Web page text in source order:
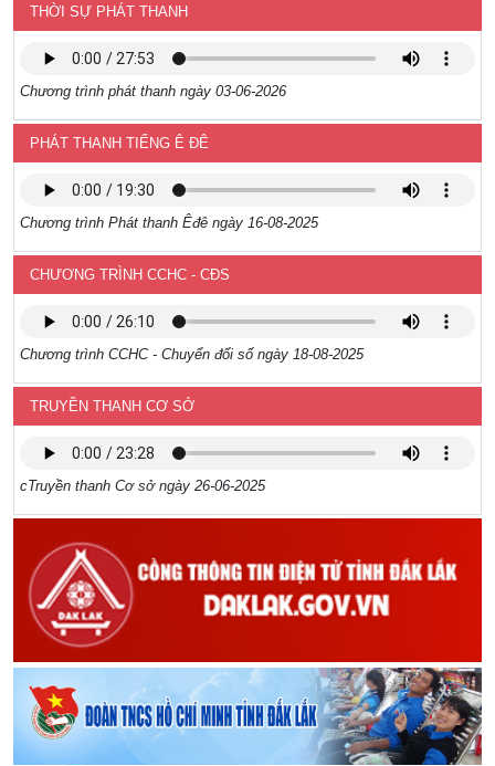
THỜI SỰ PHÁT THANH
Chương trình phát thanh ngày 03-06-2026
PHÁT THANH TIẾNG Ê ĐÊ
Chương trình Phát thanh Êđê ngày 16-08-2025
CHƯƠNG TRÌNH CCHC - CĐS
Chương trình CCHC - Chuyển đổi số ngày 18-08-2025
TRUYỀN THANH CƠ SỞ
cTruyền thanh Cơ sở ngày 26-06-2025